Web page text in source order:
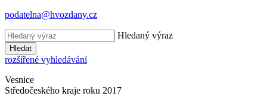
podatelna@hvozdany.cz
Hledaný výraz
Hledat
rozšířené vyhledávání
Vesnice
Středočeského kraje roku 2017